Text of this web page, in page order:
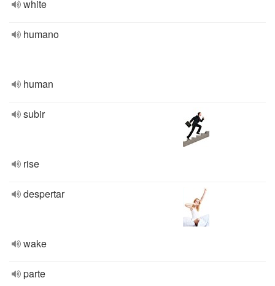
white
humano
human
subir
rise
despertar
wake
parte